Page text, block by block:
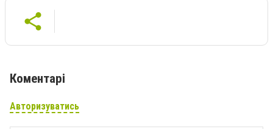
Коментарі
Авторизуватись